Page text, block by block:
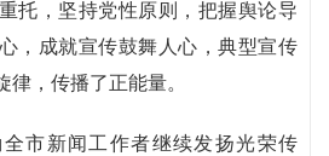
托，坚持党性原则，把握舆论导
，成就宣传鼓舞人心，典型宣传
，传播了正能量。
市新闻工作者继续发扬光荣传